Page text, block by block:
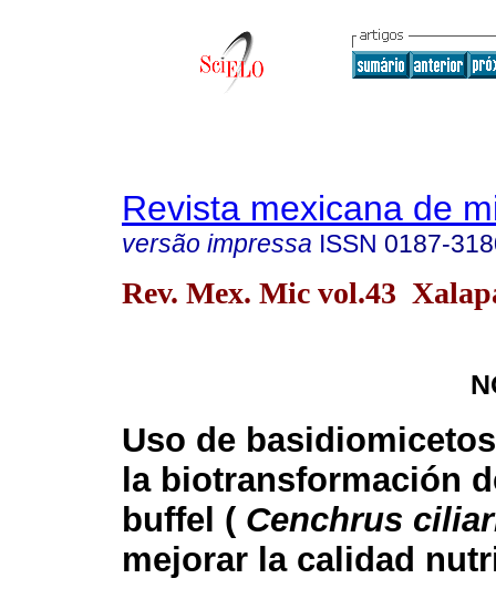
Revista mexicana de
versão impressa ISSN 0187-
Rev. Mex. Mic vol.43
Uso de
la biotransformación
buffel ( Cenchrus
mejorar la calidad